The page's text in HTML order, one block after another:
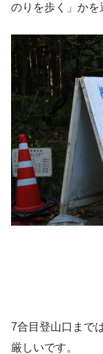
のりを歩く」かを
7合目登山口まで
厳しいです。